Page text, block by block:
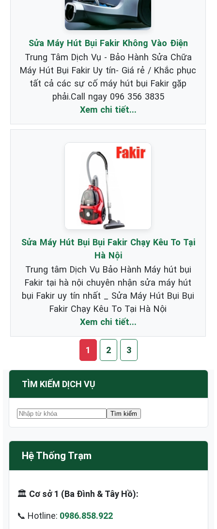
Sửa Máy Hút Bụi Fakir Không Vào Điện
Trung Tâm Dịch Vụ - Bảo Hành Sửa Chữa
Máy Hút Bụi Fakir Uy tín- Giá rẻ / Khắc phục
tất cả các sự cố máy hút bụi Fakir gặp
phải.Call ngay 096 356 3835
Xem chi tiết...
Sửa Máy Hút Bụi Bụi Fakir Chạy Kêu To Tại
Hà Nội
Trung tâm Dịch Vụ Bảo Hành Máy hút bụi
Fakir tại hà nội chuyên nhận sửa máy hút
bụi Fakir uy tín nhất _ Sửa Máy Hút Bụi Bụi
Fakir Chạy Kêu To Tại Hà Nội
Xem chi tiết...
1 2 3
TÌM KIẾM DỊCH VỤ
Hệ Thống Trạm
🏛️ Cơ sở 1 (Ba Đình & Tây Hồ):
📞 Hotline: 0986.858.922